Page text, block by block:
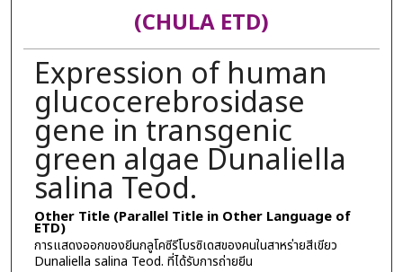
(CHULA ETD)
Expression of human
glucocerebrosidase
gene in transgenic
green algae Dunaliella
salina Teod.
Other Title (Parallel Title in Other Language of
ETD)
การแสดงออกของยีนกลูโคซีรีโบรซิเดสของคนในสาหร่ายสีเขียว
Dunaliella salina Teod. ที่ได้รับการถ่ายยีน